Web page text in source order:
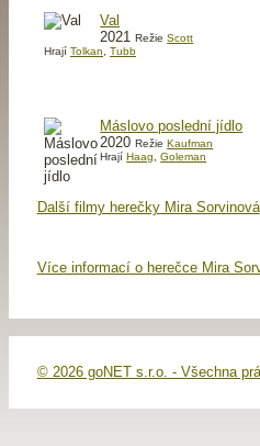
Val
2021RežieScott
Hrají Tolkan Tubb
Máslovo poslední jídlo
2020RežieKaufman
HrajíHaag ,Goleman
Další filmy herečky Mira Sorvinová
Více informací o herečce Mira
© 2026 goNET s.r.o. - Všechna